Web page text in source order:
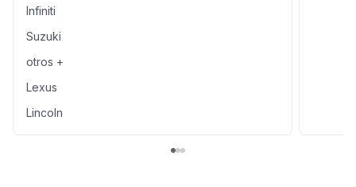
Infiniti
Suzuki
otros +
Lexus
Lincoln